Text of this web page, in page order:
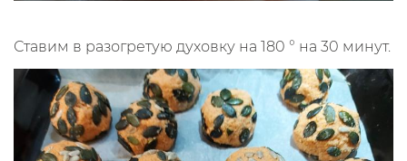
Ставим в разогретую духовку на 180 ° на 30 минут.